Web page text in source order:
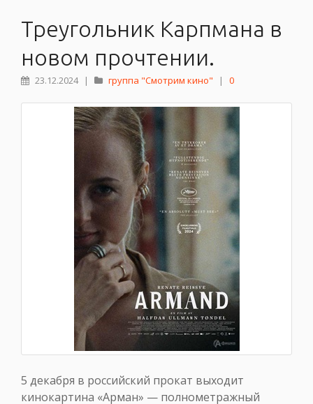
Треугольник Карпмана в
новом прочтении.
23.12.2024 | группа "Смотрим кино" | 0
5 декабря в российский прокат выходит
кинокартина «Арман» — полнометражный